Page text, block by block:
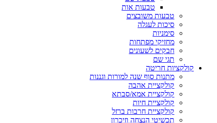
טבעות אות
טבעות משובצים
סיכות לעגלה
סימניות
מחזיקי מפתחות
חבקים לשעונים
תגי שם
קולקציות חריטה
מתנות סוף שנה למורות וגננות
קולקציית אהבה
קולקציית אמא/סבתא
קולקציית חיות
קולקציית חרבות ברזל
תכשיטי הנצחה וזיכרון